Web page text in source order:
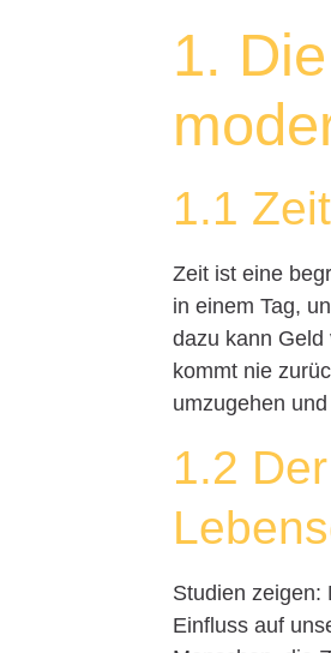
1.
1.1
Zeit ist eine
in einem Tag,
dazu kann
kommt nie
umzugehen
1.2
Studien zeigen:
Einfluss auf